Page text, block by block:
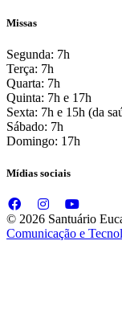
Missas
Segunda: 7h
Terça: 7h
Quarta: 7h
Quinta: 7h e 17h
Sexta: 7h e 15h (da
Sábado: 7h
Domingo: 17h
Mídias sociais
© 2026 Santuário
Comunicação e